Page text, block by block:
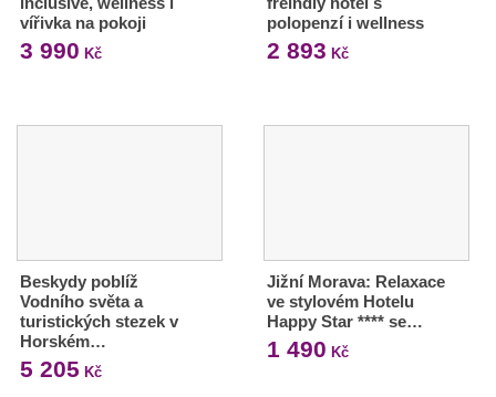
vířivka na pokoji
3 990 Kč
polopenzí i wellness
2 893 Kč
Beskydy poblíž
Vodního světa a
turistických stezek v
Horském…
5 205 Kč
Jižní Morava: Relaxace
ve stylovém Hotelu
Happy Star **** se…
1 490 Kč